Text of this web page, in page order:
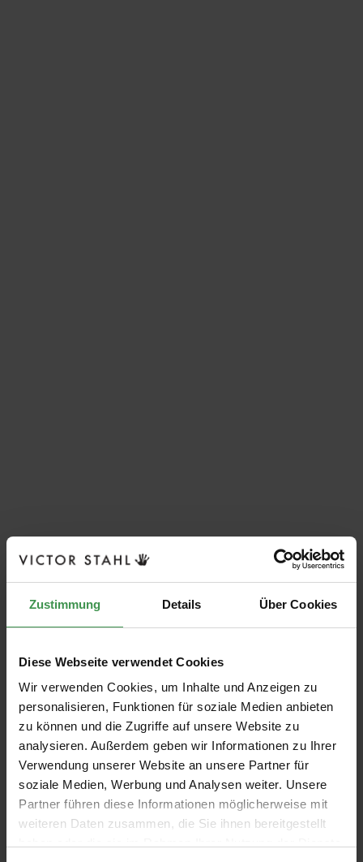
Zustimmung Details Über Cookies
Diese Webseite verwendet Cookies
Wir verwenden Cookies, um Inhalte und Anzeigen zu
personalisieren, Funktionen für soziale Medien anbieten
zu können und die Zugriffe auf unsere Website zu
analysieren. Außerdem geben wir Informationen zu Ihrer
Verwendung unserer Website an unsere Partner für
soziale Medien, Werbung und Analysen weiter. Unsere
Partner führen diese Informationen möglicherweise mit
weiteren Daten zusammen, die Sie ihnen bereitgestellt